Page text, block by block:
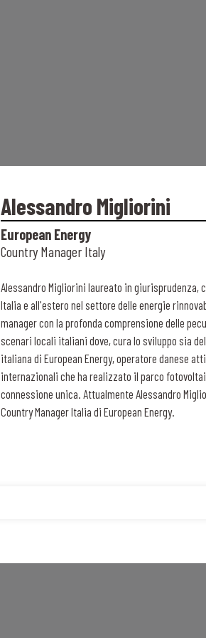
Alessandro Migliorini
European Energy
Country Manager Italy
Alessandro Migliorini laureato in giurisprudenza,
Italia e all'estero nel settore delle energie
manager con la profonda comprensione delle
scenari locali italiani dove, cura lo sviluppo sia
italiana di European Energy, operatore danese
internazionali che ha realizzato il parco
connessione unica. Attualmente Alessandro
Country Manager Italia di European Energy.